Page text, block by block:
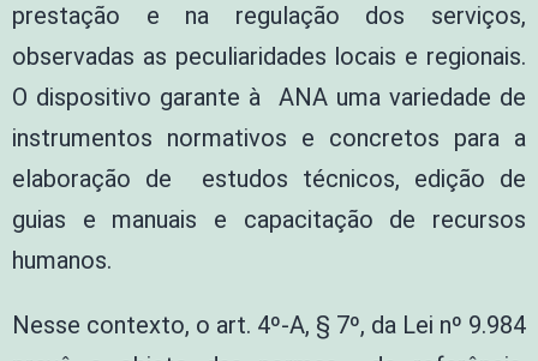
prestação e na regulação dos serviços,
observadas as peculiaridades locais e regionais.
O dispositivo garante à ANA uma variedade de
instrumentos normativos e concretos para a
elaboração de estudos técnicos, edição de
guias e manuais e capacitação de recursos
humanos.
Nesse contexto, o art. 4º-A, § 7º, da Lei nº 9.984